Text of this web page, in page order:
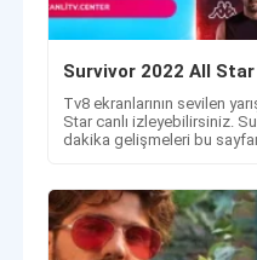
Survivor 2022 All Star
Tv8 ekranlarının sevilen
Star canlı izleyebilirsiniz.
dakika gelişmeleri bu